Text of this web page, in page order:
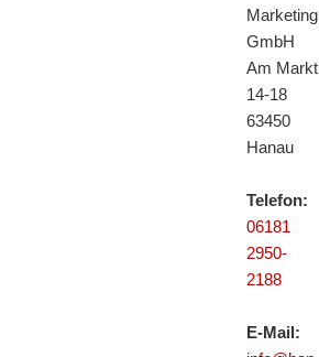
Marketing
GmbH
Am Markt
14-18
63450
Hanau
Telefon:
06181
2950-
2188
E-Mail: